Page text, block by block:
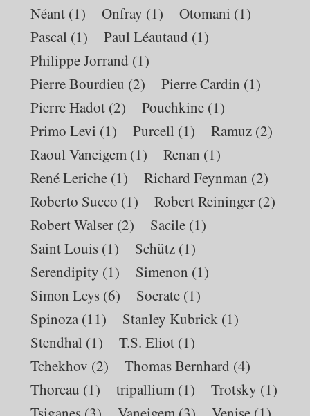
Néant (1) Onfray (1) Otomani (1)
Pascal (1) Paul Léautaud (1)
Philippe Jorrand (1)
Pierre Bourdieu (2) Pierre Cardin (1)
Pierre Hadot (2) Pouchkine (1)
Primo Levi (1) Purcell (1) Ramuz (2)
Raoul Vaneigem (1) Renan (1)
René Leriche (1) Richard Feynman (2)
Roberto Succo (1) Robert Reininger (2)
Robert Walser (2) Sacile (1)
Saint Louis (1) Schütz (1)
Serendipity (1) Simenon (1)
Simon Leys (6) Socrate (1)
Spinoza (11) Stanley Kubrick (1)
Stendhal (1) T.S. Eliot (1)
Tchekhov (2) Thomas Bernhard (4)
Thoreau (1) tripallium (1) Trotsky (1)